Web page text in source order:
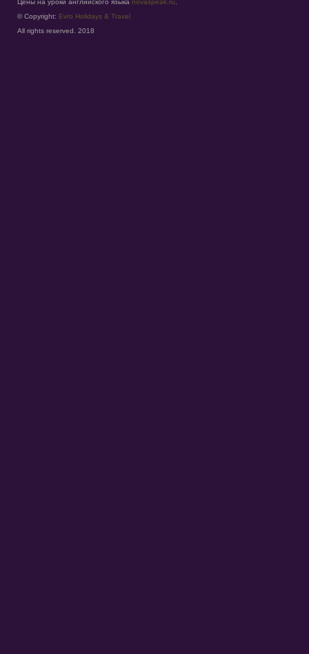
Цены на уроки английского языка novaspeak.ru.
© Copyright: Evro Holidays & Travel
All rights reserved. 2018